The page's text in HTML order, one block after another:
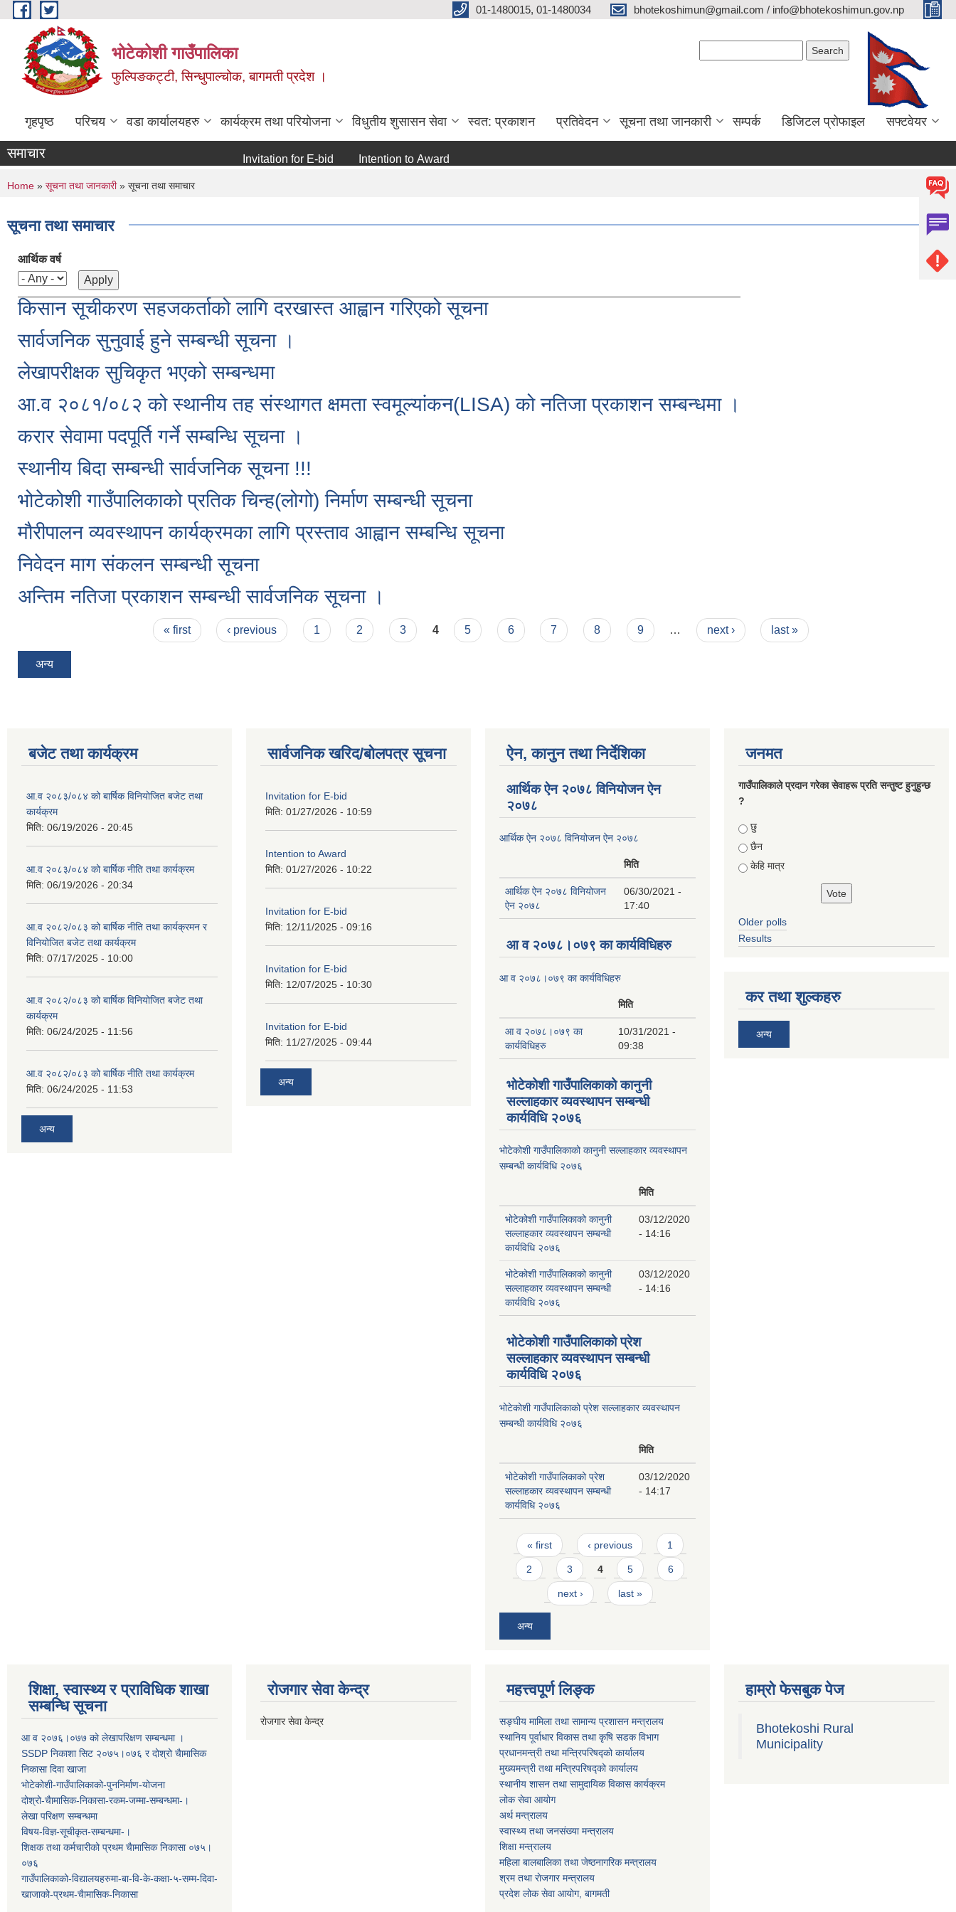
Skip to main content 01-1480015, 01-1480034 bhotekoshimun@gmail.com / info@bhotekoshimun.gov.np
भोटेकोशी गाउँपालिका
फुल्पिङकट्टी, सिन्धुपाल्चोक, बागमती प्रदेश ।
गृहपृष्ठ परिचय वडा कार्यालयहरु कार्यक्रम तथा परियोजना विधुतीय शुसासन सेवा स्वत: प्रकाशन प्रतिवेदन सूचना तथा जानकारी सम्पर्क डिजिटल प्रोफाइल सफ्टवेयर
समाचार Invitation for E-bid Intention to Award
You are here
Home » सूचना तथा जानकारी» सूचना तथा समाचार
सूचना तथा समाचार
आर्थिक वर्ष
किसान सूचीकरण सहजकर्ताको लागि दरखास्त आह्वान गरिएको सूचना
सार्वजनिक सुनुवाई हुने सम्बन्धी सूचना ।
लेखापरीक्षक सुचिकृत भएको सम्बन्धमा
आ.व २०८१/०८२ को स्थानीय तह संस्थागत क्षमता स्वमूल्यांकन(LISA) को नतिजा प्रकाशन सम्बन्धमा ।
करार सेवामा पदपूर्ति गर्ने सम्बन्धि सूचना ।
स्थानीय बिदा सम्बन्धी सार्वजनिक सूचना !!!
भोटेकोशी गाउँपालिकाको प्रतिक चिन्ह(लोगो) निर्माण सम्बन्धी सूचना
मौरीपालन व्यवस्थापन कार्यक्रमका लागि प्रस्ताव आह्वान सम्बन्धि सूचना
निवेदन माग संकलन सम्बन्धी सूचना
अन्तिम नतिजा प्रकाशन सम्बन्धी सार्वजनिक सूचना ।
« first ‹ previous 1 2 3 4 5 6 7 8 9 … next › last »
अन्य
बजेट तथा कार्यक्रम
आ.व २०८३/०८४ को बार्षिक विनियोजित बजेट तथा
कार्यक्रम
मिति: 06/19/2026 - 20:45
आ.व २०८३/०८४ को बार्षिक नीति तथा कार्यक्रम
मिति: 06/19/2026 - 20:34
आ.व २०८२/०८३ को बार्षिक नीति तथा कार्यक्रमन र
विनियोजित बजेट तथा कार्यक्रम
मिति: 07/17/2025 - 10:00
आ.व २०८२/०८३ को बार्षिक विनियोजित बजेट तथा
कार्यक्रम
मिति: 06/24/2025 - 11:56
आ.व २०८२/०८३ को बार्षिक नीति तथा कार्यक्रम
मिति: 06/24/2025 - 11:53
अन्य
सार्वजनिक खरिद/बोलपत्र सूचना
Invitation for E-bid
मिति: 01/27/2026 - 10:59
Intention to Award
मिति: 01/27/2026 - 10:22
Invitation for E-bid
मिति: 12/11/2025 - 09:16
Invitation for E-bid
मिति: 12/07/2025 - 10:30
Invitation for E-bid
मिति: 11/27/2025 - 09:44
अन्य
ऐन, कानुन तथा निर्देशिका
आर्थिक ऐन २०७८ विनियोजन ऐन
२०७८
आर्थिक ऐन २०७८ विनियोजन ऐन २०७८
मिति
आर्थिक ऐन २०७८ विनियोजन
ऐन २०७८
06/30/2021 -
17:40
आ व २०७८।०७९ का कार्यविधिहरु
आ व २०७८।०७९ का कार्यविधिहरु
मिति
आ व २०७८।०७९ का
कार्यविधिहरु
10/31/2021 -
09:38
भोटेकोशी गाउँपालिकाको कानुनी
सल्लाहकार व्यवस्थापन सम्बन्धी
कार्यविधि २०७६
भोटेकोशी गाउँपालिकाको कानुनी सल्लाहकार व्यवस्थापन
सम्बन्धी कार्यविधि २०७६
मिति
भोटेकोशी गाउँपालिकाको कानुनी
सल्लाहकार व्यवस्थापन सम्बन्धी
कार्यविधि २०७६
03/12/2020
- 14:16
भोटेकोशी गाउँपालिकाको कानुनी
सल्लाहकार व्यवस्थापन सम्बन्धी
कार्यविधि २०७६
03/12/2020
- 14:16
भोटेकोशी गाउँपालिकाको प्रेश
सल्लाहकार व्यवस्थापन सम्बन्धी
कार्यविधि २०७६
भोटेकोशी गाउँपालिकाको प्रेश सल्लाहकार व्यवस्थापन
सम्बन्धी कार्यविधि २०७६
मिति
भोटेकोशी गाउँपालिकाको प्रेश
सल्लाहकार व्यवस्थापन सम्बन्धी
कार्यविधि २०७६
03/12/2020
- 14:17
Pages
« first ‹ previous 1
2 3 4 5 6
next › last »
अन्य
जनमत
गाउँपालिकाले प्रदान गरेका सेवाहरू प्रति सन्तुष्ट हुनुहुन्छ
?
Choices
छु
छैन
केहि मात्र
Older polls
Results
कर तथा शुल्कहरु
अन्य
शिक्षा, स्वास्थ्य र प्राविधिक शाखा
सम्बन्धि सूचना
आ व २०७६।०७७ काे लेखापरिक्षण सम्बन्धमा ।
SSDP निकाशा सिट २०७५।०७६ र दोश्रो चैामासिक
निकासा दिवा खाजा
भोटेकोशी-गाउँपालिकाको-पुननिर्माण-योजना
दोश्रो-चैामासिक-निकासा-रकम-जम्मा-सम्बन्धमा-।
लेखा परिक्षण सम्बन्धमा
विषय-विज्ञ-सूचीकृत-सम्बन्धमा-।
शिक्षक तथा कर्मचारीको प्रथम च‌ैामासिक निकासा ०७५।
०७६
गाउँपालिकाको-विद्यालयहरुमा-बा-वि-के-कक्षा-५-सम्म-दिवा-
खाजाको-प्रथम-चैामासिक-निकासा
रोजगार सेवा केन्द्र
रोजगार सेवा केन्द्र
महत्त्वपूर्ण लिङ्क
सङ्घीय मामिला तथा सामान्य प्रशासन मन्त्रालय
स्थानिय पूर्वाधार विकास तथा कृषि सडक विभाग
प्रधानमन्त्री तथा मन्त्रिपरिषद्को कार्यालय
मुख्यमन्त्री तथा मन्त्रिपरिषद्को कार्यालय
स्थानीय शासन तथा सामुदायिक विकास कार्यक्रम
लोक सेवा आयोग
अर्थ मन्त्रालय
स्वास्थ्य तथा जनस‌ंख्या मन्त्रालय
शिक्षा मन्त्रालय
महिला बालबालिका तथा जेष्ठनागरिक मन्त्रालय
श्रम तथा राेजगार मन्त्रालय
प्रदेश लोक सेवा आयाेग, बागमती
हाम्रो फेसबुक पेज
Bhotekoshi Rural
Municipality